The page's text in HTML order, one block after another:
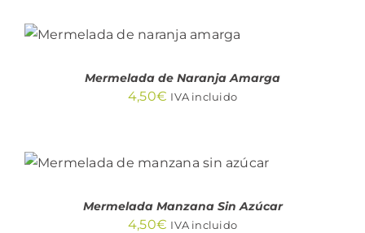
AÑADIR AL CARRITO
/
Mermelada de Naranja Amarga
4,50€ IVA incluido
AÑADIR AL CARRITO
/
Mermelada Manzana Sin Azúcar
4,50€ IVA incluido